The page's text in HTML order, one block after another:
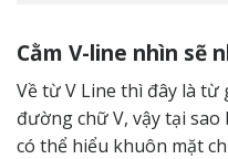
Cằm V-line nhìn sẽ
Về từ V Line thì đây là từ
đường chữ V, vậy tại sao
có thể hiểu khuôn mặt